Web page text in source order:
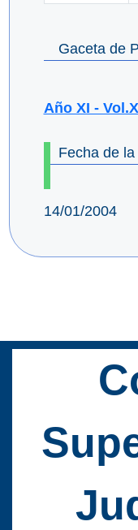
Gaceta de
Año XI -
Fecha de
14/01/2004